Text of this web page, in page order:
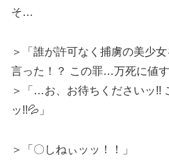
そ…
＞「誰が許可なく捕虜の美少
言った！？ この罪…万死に値す
＞「…お、お待ちくださいッ!!
ッ!!💦」
＞「〇しねぃッッ！！」